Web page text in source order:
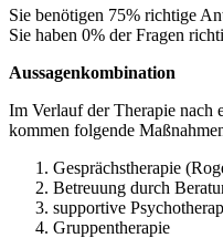
Sie benötigen 75% richtige
Sie haben 0% der Fragen
Aussagenkombination
Im Verlauf der Therapie nach
kommen folgende
Gesprächstherapie
Betreuung durch
supportive
Gruppentherapie